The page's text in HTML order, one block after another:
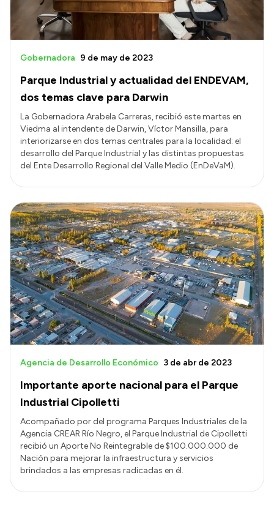
Parque Industrial y actualidad del ENDEVAM,
dos temas clave para Darwin
Gobernadora 9 de may de 2023
La Gobernadora Arabela Carreras, recibió este martes en
Viedma al intendente de Darwin, Víctor Mansilla, para
interiorizarse en dos temas centrales para la localidad: el
desarrollo del Parque Industrial y las distintas propuestas
del Ente Desarrollo Regional del Valle Medio (EnDeVaM).
Importante aporte nacional para el Parque
Industrial Cipolletti
Agencia de Desarrollo Económico 3 de abr de 2023
Acompañado por del programa Parques Industriales de la
Agencia CREAR Río Negro, el Parque Industrial de Cipolletti
recibió un Aporte No Reintegrable de $100.000.000 de
Nación para mejorar la infraestructura y servicios
brindados a las empresas radicadas en él.